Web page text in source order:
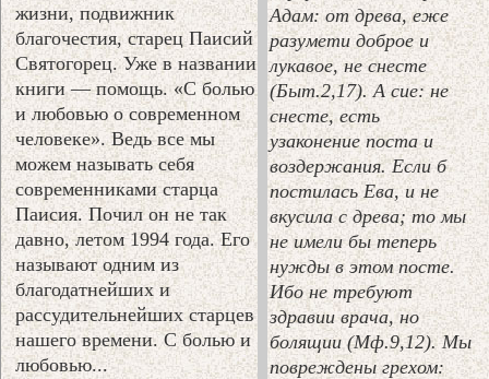
Адам: от древа, еже
разумети доброе и
лукавое, не снесте
(Быт.2,17). А сие: не
снесте, есть
узаконение поста и
воздержания. Если б
постилась Ева, и не
вкусила с древа; то мы
не имели бы теперь
нужды в этом посте.
Ибо не требуют
здравии врача, но
болящии (Мф.9,12). Мы
повреждены грехом:
жизни, подвижник
благочестия, старец Паисий
Святогорец. Уже в названии
книги — помощь. «С болью
и любовью о современном
человеке». Ведь все мы
можем называть себя
современниками старца
Паисия. Почил он не так
давно, летом 1994 года. Его
называют одним из
благодатнейших и
рассудительнейших старцев
нашего времени. С болью и
любовью...